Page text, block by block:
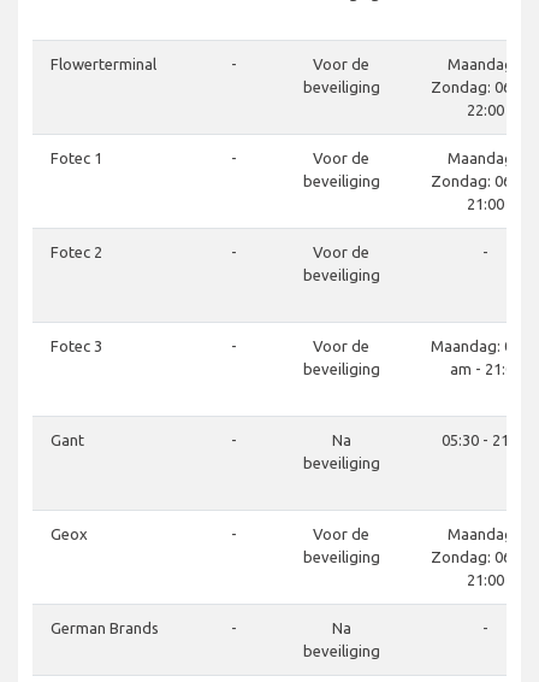
Flowerterminal -
Voor de
beveiliging
Maandag -
Zondag: 06:00
22:00
Fotec 1 -
Voor de
beveiliging
Maandag -
Zondag: 06:00
21:00
Fotec 2 -
Voor de
beveiliging
-
Fotec 3 -
Voor de
beveiliging
Maandag:
am - 21:00
Gant -
Na
beveiliging
05:30 - 21:30
Geox -
Voor de
beveiliging
Maandag -
Zondag: 06:00
21:00
German Brands -
Na
beveiliging
-